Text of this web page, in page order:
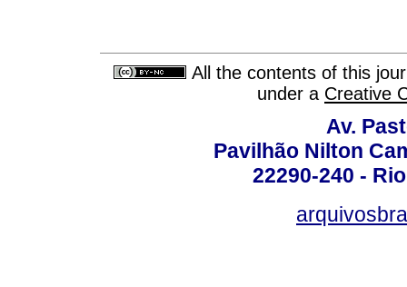
All the contents of this
under a Creative
Av.
Pavilhão Nilton
22290-240 -